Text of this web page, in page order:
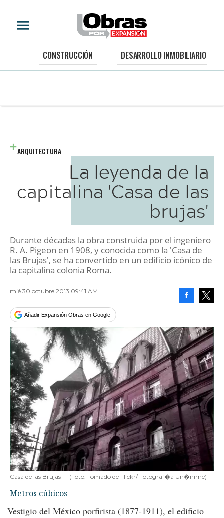
CONSTRUCCIÓN DESARROLLO INMOBILIARIO
ARQUITECTURA
La leyenda de la
capitalina 'Casa de las
brujas'
Durante décadas la obra construida por el ingeniero
R. A. Pigeon en 1908, y conocida como la 'Casa de
las Brujas', se ha convertido en un edificio icónico de
la capitalina colonia Roma.
mié 30 octubre 2013 09:41 AM
Añadir Expansión Obras en Google
Casa de las Brujas - (Foto: Tomado de Flickr/ Fotograf�a Un�nime)
Metros cúbicos
Vestigio del México porfirista (1877-1911), el edificio